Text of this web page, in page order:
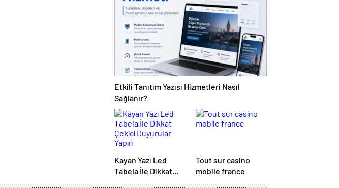
Etkili Tanıtım Yazısı Hizmetleri Nasıl
Sağlanır?
Kayan Yazı Led
Tabela İle Dikkat
Tout sur casino
mobile france